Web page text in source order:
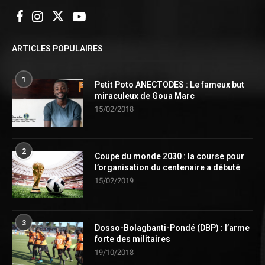
ARTICLES POPULAIRES
1
Petit Poto ANECTODES : Le fameux but
miraculeux de Goua Marc
15/02/2018
2
Coupe du monde 2030 : la course pour
l’organisation du centenaire a débuté
15/02/2019
3
Dosso-Bolagbanti-Pondé (DBP) : l’arme
forte des militaires
19/10/2018